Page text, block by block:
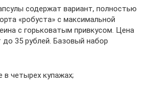
содержат вариант, полностью
«робуста» с максимальной
с горьковатым привкусом. Цена
35 рублей. Базовый набор
в четырех купажах;